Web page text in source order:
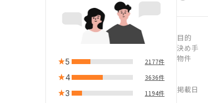
5 2177件
4 3636件
3 1194件
目的
決め手
物件
掲載日